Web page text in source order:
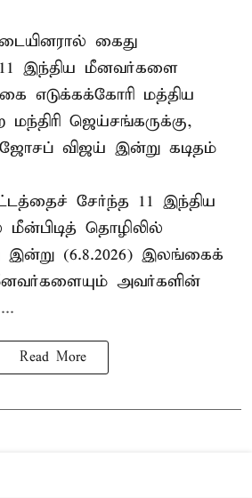
கைது
இந்திய மீனவர்களை
எடுக்கக்கோரி மத்திய
மந்திரி ஜெய்சங்கருக்கு,
விஜய் இன்று கடிதம்
சேர்ந்த 11 இந்திய
தொழிலில்
இன்று (6.8.2026) இலங்கைக்
அவர்களின்
Read More